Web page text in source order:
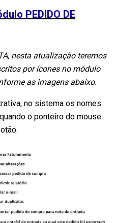
PEDIDO DE
nesta atualização teremos
por ícones no módulo
as imagens abaixo.
no sistema os nomes
o ponteiro do mouse